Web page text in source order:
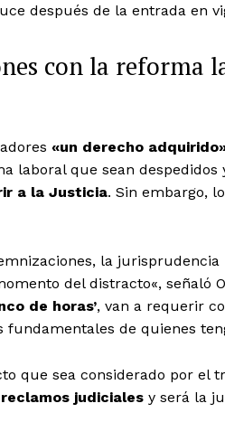
después de la entrada en
con la reforma
«un derecho
laboral que sean
a la Justicia. Sin embargo,
la jurisprudencia
del distracto«, señaló
de horas’, van a requerir
de quienes
que sea considerado por el
judiciales y será la